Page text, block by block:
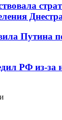
Путина
РФ из-за